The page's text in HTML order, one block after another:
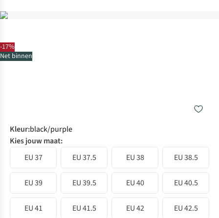
-17%
Net binnen
Kleur:black/purple
Kies jouw maat:
EU 37
EU 37.5 EU 38 EU 38.5
EU 39 EU 39.5 EU 40 EU 40.5
EU 41 EU 41.5 EU 42 EU 42.5